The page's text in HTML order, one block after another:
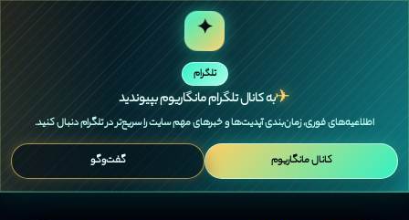
✦
تلگرام
✈به کانال تلگرام مانگاریوم بپیوندید
اطلاعیه‌های فوری، زمان‌بندی آپدیت‌ها و خبرهای مهم سایت را سریع‌تر در تلگرام دنبال کنید.
کانال مانگاریوم گفت‌وگو